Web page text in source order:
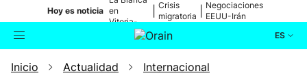
Hoy es noticia en
Vitoria-
Gasteiz
Crisis
migratoria
Negociaciones
EEUU-Irán
ES
Buscador Actualidad
Inicio Actualidad Internacional